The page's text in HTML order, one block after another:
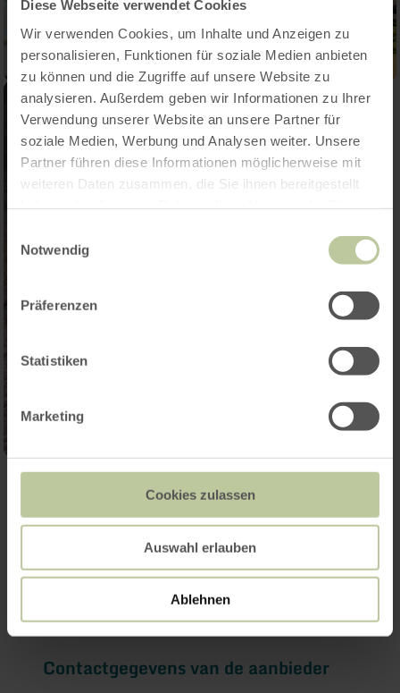
Diese Webseite verwendet Cookies
Wir verwenden Cookies, um Inhalte und Anzeigen zu
personalisieren, Funktionen für soziale Medien anbieten
zu können und die Zugriffe auf unsere Website zu
analysieren. Außerdem geben wir Informationen zu Ihrer
Verwendung unserer Website an unsere Partner für
soziale Medien, Werbung und Analysen weiter. Unsere
Partner führen diese Informationen möglicherweise mit
weiteren Daten zusammen, die Sie ihnen bereitgestellt
Notwendig
Präferenzen
Statistiken
Marketing
Cookies zulassen
Auswahl erlauben
Ablehnen
Meer informatie
Prijzen
Contactgegevens van de aanbieder